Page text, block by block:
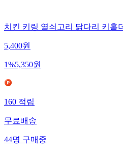
치킨 키링 열쇠고리 닭다리 키홀
5,400원
1%5,350원
160적립
무료배송
44명구매중